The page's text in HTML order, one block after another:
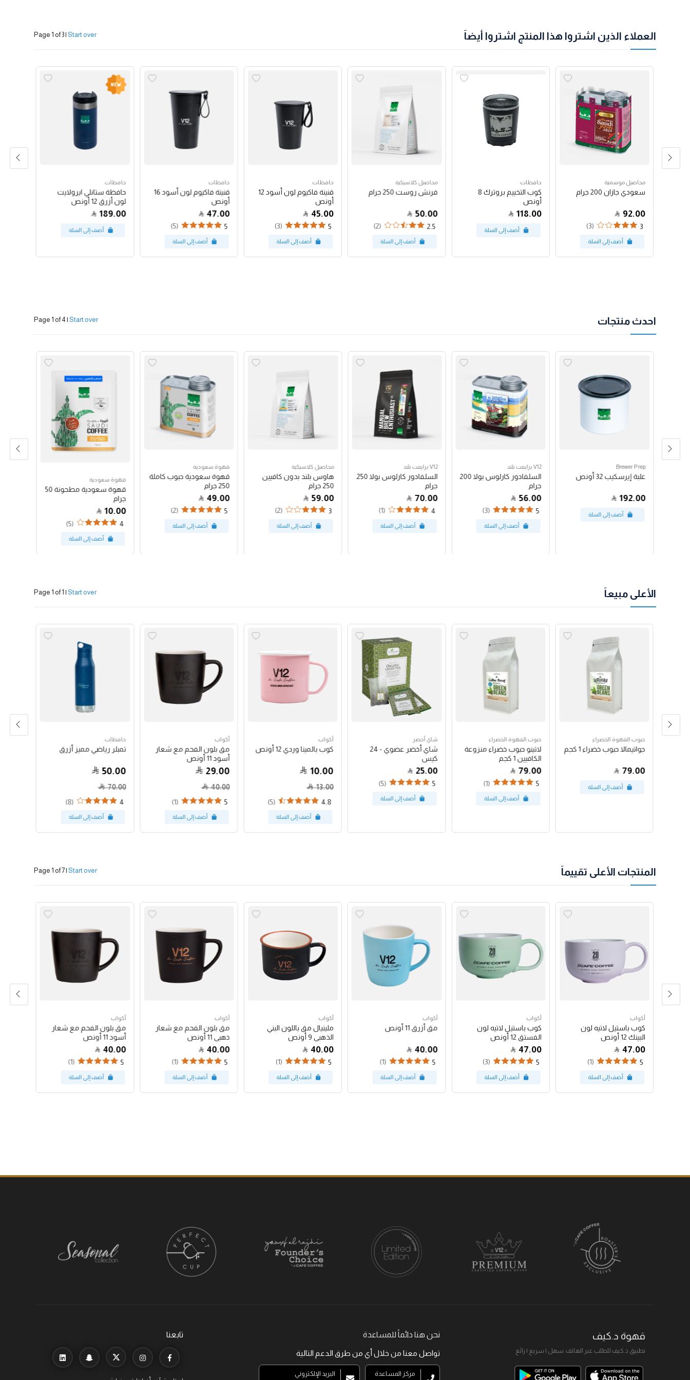
العملاء الذين اشتروا هذا المنتج اشتروا أيضاً Page 1 of 3| Start over
محاصيل موسمية
سعودي جازان 200 جرام
92.00
3
(3)
حافظات
كوب التخييم بروترك 8
أونص
118.00
محاصيل كلاسيكية
فرنش روست 250 جرام
50.00
2.5
(2)
حافظات
قنينة فاكيوم لون أسود 12
أونص
45.00
5
(3)
حافظات
قنينة فاكيوم لون أسود 16
أونص
47.00
5
(5)
حافظات
حافظة ستانلي ايرولايت
لون أزرق 12 أونص
189.00
احدث منتجات Page 1 of 4 | Start over
Brewer Prep
علبة إيرسكيب 32 أونص
192.00
V12 برايفت بلند
السلفادور كارلوس بولا 200
جرام
56.00
5
(3)
V12 برايفت بلند
السلفادور كارلوس بولا 250
جرام
70.00
4
(1)
محاصيل كلاسيكية
هاوس بلند بدون كافيين
250 جرام
59.00
3
(2)
قهوة سعودية
قهوة سعودية حبوب كاملة
250 جرام
49.00
5
(2)
قهوة سعودية
قهوة سعودية مطحونة 50
جرام
10.00
4
(5)
الأعلى مبيعاً Page 1 of 1 | Start over
حبوب القهوة الخضراء
جواتيمالا حبوب خضراء 1 كجم
79.00
حبوب القهوة الخضراء
لاتينو حبوب خضراء منزوعة
الكافيين 1 كجم
79.00
5
(1)
شاي أخضر
شاي أخضر عضوي - 24
كيس
25.00
5
(5)
أكواب
كوب بالمينا وردي 12 أونص
10.00
13.00
4.8
(5)
أكواب
مق بلون الفحم مع شعار
أسود 11 أونص
29.00
40.00
5
(1)
حافظات
تمبلر رياضي مميز أزرق
50.00
70.00
4
(8)
المنتجات الأعلى تقييماً Page 1 of 7| Start over
أكواب
كوب باستيل لاتيه لون
البينك 12 أونص
47.00
5
(1)
أكواب
كوب باستيل لاتيه لون
الفستق 12 أونص
47.00
5
(3)
أكواب
مق أزرق 11 أونص
40.00
5
(1)
أكواب
ملينيال مق باللون البني
الذهبي 9 أونص
40.00
5
(1)
أكواب
مق بلون الفحم مع شعار
ذهبي 11 أونص
40.00
5
(1)
أكواب
مق بلون الفحم مع شعار
أسود 11 أونص
40.00
5
(1)
قهوة د.كيف
تطبيق د.كيف للطلب عبر الهاتف. سهل I سريع I رائع
نحن هنا دائماً للمساعدة
تواصل معنا من خلال أي من طرق الدعم التالية
مركز المساعدة البريد الإلكتروني
تابعنا